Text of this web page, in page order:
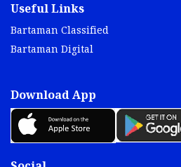
Useful Links
Bartaman Classified
Bartaman Digital
Download App